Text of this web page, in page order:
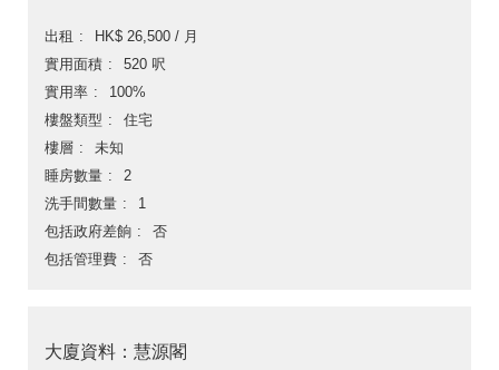
出租
HK$ 26,500 / 月
實用面積
520 呎
實用率
100%
樓盤類型
住宅
樓層
未知
睡房數量
2
洗手間數量
1
包括政府差餉
否
包括管理費
否
大廈資料：慧源閣